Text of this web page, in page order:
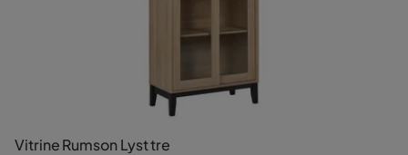
Vitrine Rumson Lyst tre